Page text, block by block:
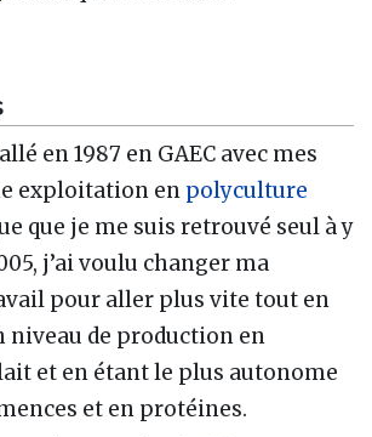
en 1987 en GAEC avec mes
exploitation en polyculture
que je me suis retrouvé seul à y
j’ai voulu changer ma
pour aller plus vite tout en
niveau de production en
et en étant le plus autonome
et en protéines.